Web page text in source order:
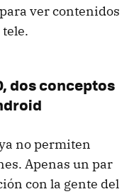
ver contenidos
dos conceptos
no permiten
Apenas un par
con la gente del